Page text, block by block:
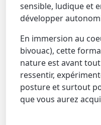
sensible, ludique et
développer
En immersion au
bivouac), cette
nature est avant
ressentir,
posture et surtout
que vous aurez